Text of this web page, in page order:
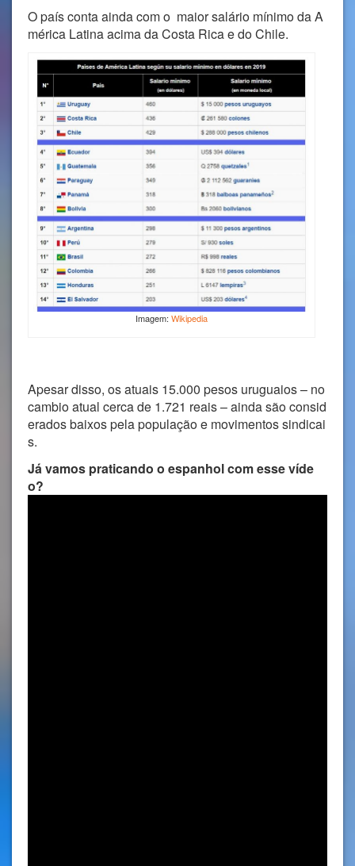
O país conta ainda com o maior salário mínimo da A
mérica Latina acima da Costa Rica e do Chile.
Imagem: Wikipedia
Apesar disso, os atuais 15.000 pesos uruguaios – no
cambio atual cerca de 1.721 reais – ainda são consid
erados baixos pela população e movimentos sindicai
s.
Já vamos praticando o espanhol com esse víde
o?